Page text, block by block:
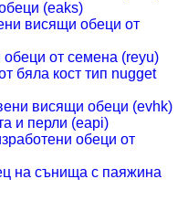
(eaks)
висящи обеци от
от семена (reyu)
бяла кост тип nugget
висящи обеци (evhk)
и перли (eapi)
обеци от
на сънища с паяжина